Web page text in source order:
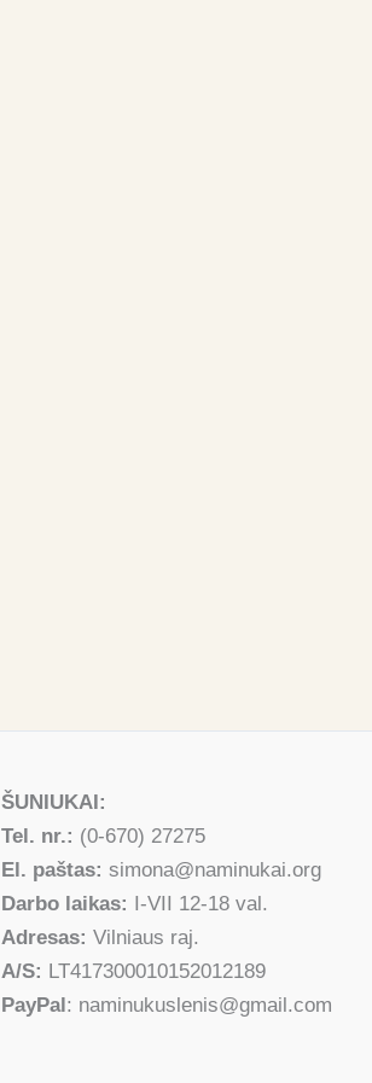
ŠUNIUKAI:
Tel. nr.: (0-670) 27275
El. paštas: simona@naminukai.org
Darbo laikas:
I-VII 12-18 val.
Adresas: Vilniaus raj.
A/S: LT417300010152012189
PayPal : naminukuslenis@gmail.com